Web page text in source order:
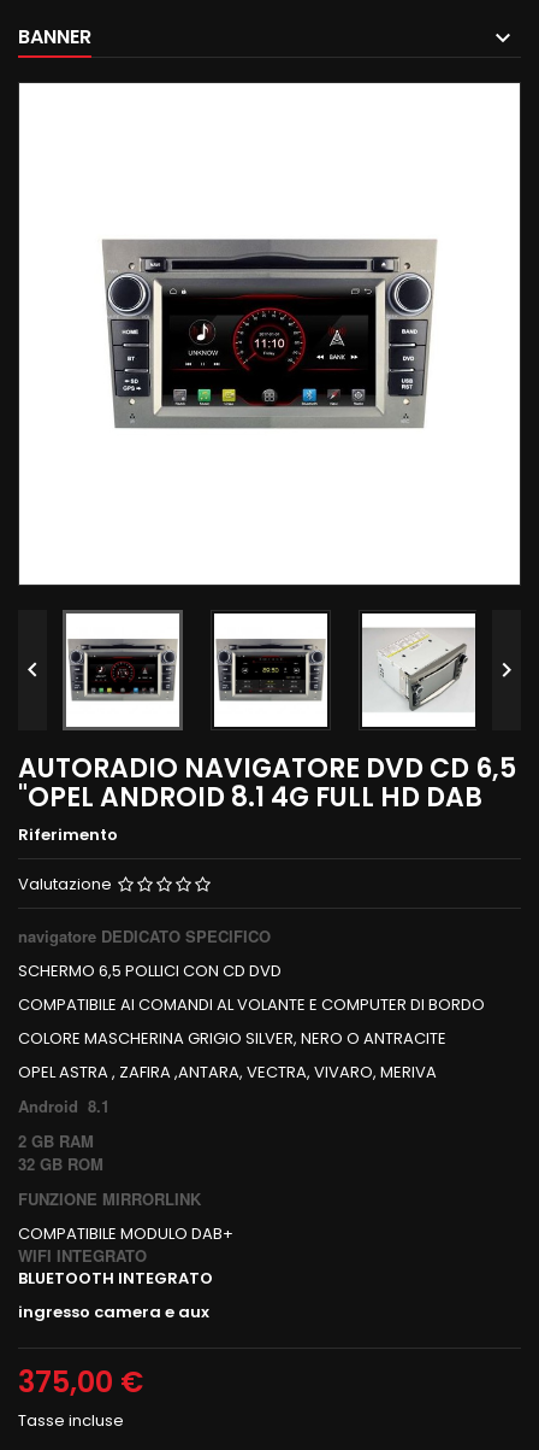
BANNER
 
AUTORADIO NAVIGATORE DVD CD 6,5
"OPEL ANDROID 8.1 4G FULL HD DAB
Riferimento
Valutazione
navigatore DEDICATO SPECIFICO
SCHERMO 6,5 POLLICI CON CD DVD
COMPATIBILE AI COMANDI AL VOLANTE E COMPUTER DI BORDO
COLORE MASCHERINA GRIGIO SILVER, NERO O ANTRACITE
OPEL ASTRA , ZAFIRA ,ANTARA, VECTRA, VIVARO, MERIVA
Android 8.1
2 GB RAM
32 GB ROM
FUNZIONE MIRRORLINK
COMPATIBILE MODULO DAB+
WIFI INTEGRATO
BLUETOOTH INTEGRATO
ingresso camera e aux
375,00 €
Tasse incluse